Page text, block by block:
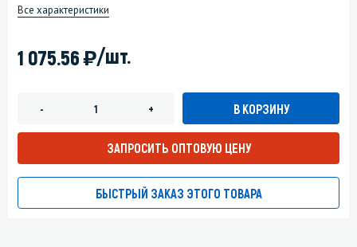
Все характеристики
1 075.56)/шт.
- + В КОРЗИНУ
ЗАПРОСИТЬ ОПТОВУЮ ЦЕНУ
БЫСТРЫЙ ЗАКАЗ ЭТОГО ТОВАРА